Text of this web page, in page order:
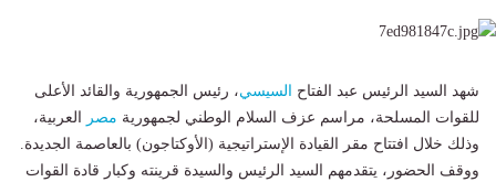
شهد السيد الرئيس عبد الفتاح السيسي، رئيس الجمهورية والقائد الأعلى
للقوات المسلحة، مراسم عزف السلام الوطني لجمهورية مصر
العربية،
وذلك خلال افتتاح مقر القيادة الإستراتيجية (الأوكتاجون) بالعاصمة الجديدة.
ووقف الحضور، يتقدمهم السيد الرئيس والسيدة قرينته وكبار قادة القوات